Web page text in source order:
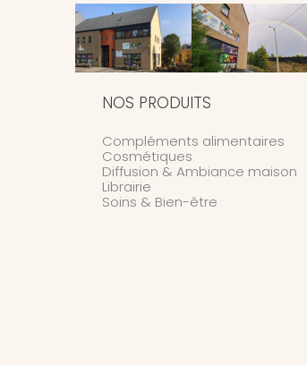
NOS PRODUITS
Compléments alimentaires
Cosmétiques
Diffusion & Ambiance maison
Librairie
Soins & Bien-être